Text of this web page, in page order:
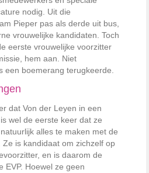
nodig. Uit die
Pieper pas als derde uit bus,
vrouwelijke kandidaten. Toch
eerste vrouwelijke voorzitter
hem aan. Niet
een boemerang terugkeerde.
dat Von der Leyen in een
wel de eerste keer dat ze
alles te maken met de
is kandidaat om zichzelf op
en is daarom de
EVP. Hoewel ze geen